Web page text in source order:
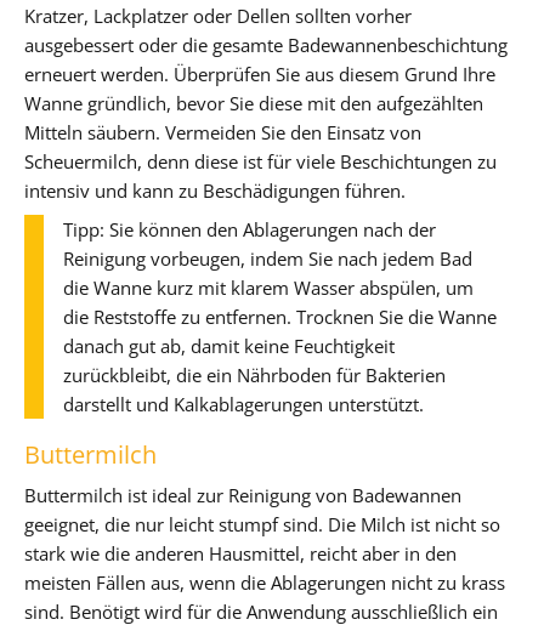
Kratzer, Lackplatzer oder Dellen sollten vorher
ausgebessert oder die gesamte Badewannenbeschichtung
erneuert werden. Überprüfen Sie aus diesem Grund Ihre
Wanne gründlich, bevor Sie diese mit den aufgezählten
Mitteln säubern. Vermeiden Sie den Einsatz von
Scheuermilch, denn diese ist für viele Beschichtungen zu
intensiv und kann zu Beschädigungen führen.
Tipp: Sie können den Ablagerungen nach der
Reinigung vorbeugen, indem Sie nach jedem Bad
die Wanne kurz mit klarem Wasser abspülen, um
die Reststoffe zu entfernen. Trocknen Sie die Wanne
danach gut ab, damit keine Feuchtigkeit
zurückbleibt, die ein Nährboden für Bakterien
darstellt und Kalkablagerungen unterstützt.
Buttermilch
Buttermilch ist ideal zur Reinigung von Badewannen
geeignet, die nur leicht stumpf sind. Die Milch ist nicht so
stark wie die anderen Hausmittel, reicht aber in den
meisten Fällen aus, wenn die Ablagerungen nicht zu krass
sind. Benötigt wird für die Anwendung ausschließlich ein